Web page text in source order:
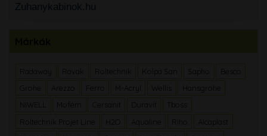
Zuhanykabinok.hu
Roltechnik Kolpa San
Besco
Grohe
Arezzo Ferro M-Acryl Wellis
Hansgrohe
Mofém Cersanit Duravit
Tboss
Roltechnik Projet Line
H2O Aqualine
Alcaplast